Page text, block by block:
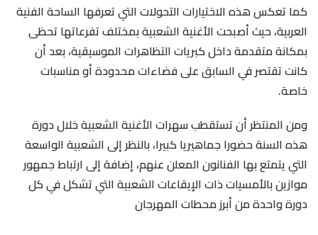
كما تعكس هذه الاختيارات التحولات التي تعرفها الساحة الفنية
العربية، حيث أصبحت الأغنية الشعبية بمختلف تفرعاتها تحظى
بمكانة متقدمة داخل كبريات التظاهرات الموسيقية، بعد أن
كانت تقتصر في السابق على فضاءات محدودة أو مناسبات
خاصة.
ومن المنتظر أن تستقطب سهرات الأغنية الشعبية خلال دورة
هذه السنة حضورا جماهيريا كبيرا، بالنظر إلى الشعبية الواسعة
التي يتمتع بها الفنانون المعلن عنهم، إضافة إلى ارتباط جمهور
موازين بالأمسيات ذات الإيقاعات الشعبية التي تشكل في كل
دورة واحدة من أبرز محطات المهرجان